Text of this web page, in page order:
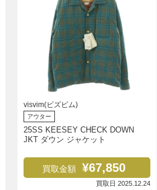
visvim(ビズビム)
アウター
25SS KEESEY CHECK DOWN
JKT ダウン ジャケット
買取金額 ¥67,850
買取日 2025.12.24